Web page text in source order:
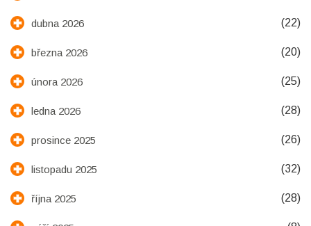
dubna 2026 (22)
března 2026 (20)
února 2026 (25)
ledna 2026 (28)
prosince 2025 (26)
listopadu 2025 (32)
října 2025 (28)